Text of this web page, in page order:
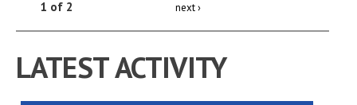
1 of 2 next ›
LATEST ACTIVITY